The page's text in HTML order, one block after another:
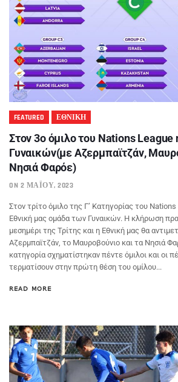
FEATURED ΕΘΝΙΚΗ
Στον 3ο όμιλο του Nations League
Γυναικών(με Αζερμπαϊτζάν,
Νησιά Φαρόε)
ON 2 ΜΑΪ́ΟΥ, 2023
Στον τρίτο όμιλο της Γ’ Κατηγορίας του
Εθνική μας ομάδα των Γυναικών. Η κλήρωση
μεσημέρι της Τρίτης και η Εθνική μας θα
Αζερμπαϊτζάν, το Μαυροβούνιο και τα Νησιά
κατηγορία σχηματίστηκαν πέντε όμιλοι και οι
τερματίσουν στην πρώτη θέση του ομίλου...
READ MORE